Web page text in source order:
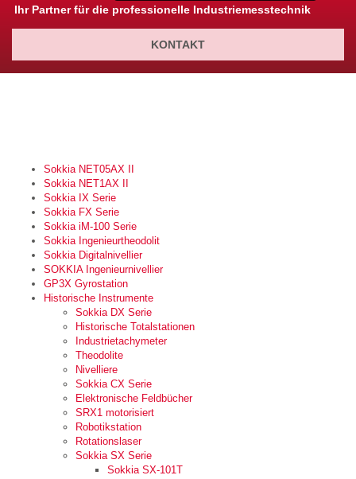
Ihr Partner für die professionelle Industriemesstechnik
KONTAKT
Sokkia NET05AX II
Sokkia NET1AX II
Sokkia IX Serie
Sokkia FX Serie
Sokkia iM-100 Serie
Sokkia Ingenieurtheodolit
Sokkia Digitalnivellier
SOKKIA Ingenieurnivellier
GP3X Gyrostation
Historische Instrumente
Sokkia DX Serie
Historische Totalstationen
Industrietachymeter
Theodolite
Nivelliere
Sokkia CX Serie
Elektronische Feldbücher
SRX1 motorisiert
Robotikstation
Rotationslaser
Sokkia SX Serie
Sokkia SX-101T